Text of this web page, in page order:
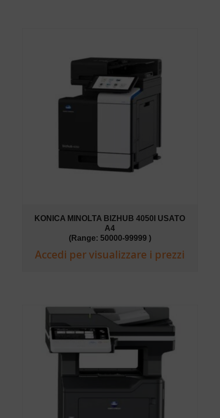
KONICA MINOLTA BIZHUB 4050I USATO
A4
(Range: 50000-99999 )
Accedi per visualizzare i prezzi